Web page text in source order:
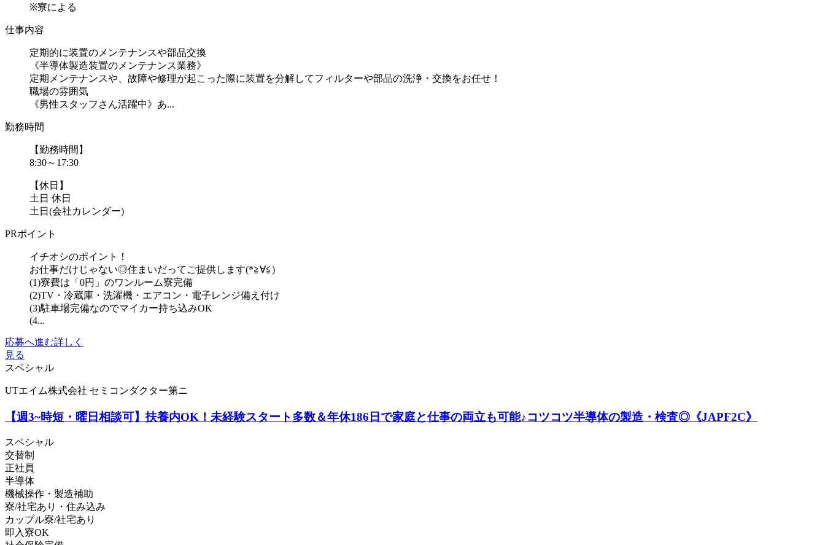
※寮による
仕事内容
定期的に装置のメンテナンスや部品交換
《半導体製造装置のメンテナンス業務》
定期メンテナンスや、故障や修理が起こった際に装置を分解してフィルターや部品の洗浄・交換をお任せ！
職場の雰囲気
《男性スタッフさん活躍中》あ...
勤務時間
【勤務時間】
8:30～17:30
【休日】
土日 休日
土日(会社カレンダー)
PRポイント
イチオシのポイント！
お仕事だけじゃない◎住まいだってご提供します(*≧∀≦)ゞ
(1)寮費は「0円」のワンルーム寮完備
(2)TV・冷蔵庫・洗濯機・エアコン・電子レンジ備え付け
(3)駐車場完備なのでマイカー持ち込みOK
(4...
応募へ進む詳しく
見る
スペシャル
UTエイム株式会社 セミコンダクター第ニ
【週3~時短・曜日相談可】扶養内OK！未経験スタート多数＆年休186日で家庭と仕事の両立も可能♪コツコツ半導体の製造・検査◎《JAPF2C》
スペシャル
交替制
正社員
半導体
機械操作・製造補助
寮/社宅あり・住み込み
カップル寮/社宅あり
即入寮OK